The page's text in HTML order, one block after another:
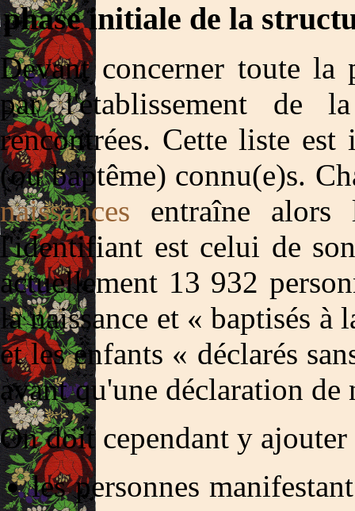
initiale de la
Devant concerner toute la
par l'établissement de
rencontrées. Cette liste est
(ou baptême) connu(e)s.
naissances entraîne alors
l'identifiant est celui de
actuellement 13 932
la naissance et « baptisés à
et les enfants « déclarés
avant qu'une déclaration
On doit cependant y ajouter
les personnes